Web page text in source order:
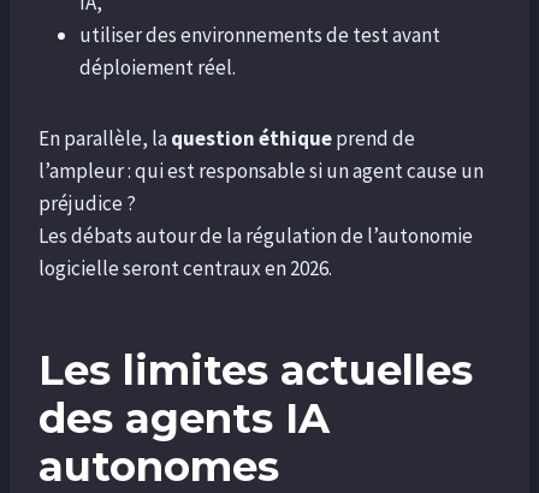
utiliser des environnements de test avant
déploiement réel.
En parallèle, laquestion éthiqueprend de
l’ampleur : qui est responsable si un agent cause un
préjudice ?
Les débats autour de la régulation de l’autonomie
logicielle seront centraux en 2026.
Les limites actuelles
des agents IA
autonomes